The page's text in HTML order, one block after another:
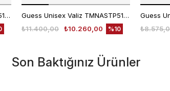
Guess Unisex Valiz TMNASTP5102
Guess Unisex Valiz TMNASTP5102
₺10.260,00
₺11.400,00 %10
Guess
Son Baktığınız Ürünler